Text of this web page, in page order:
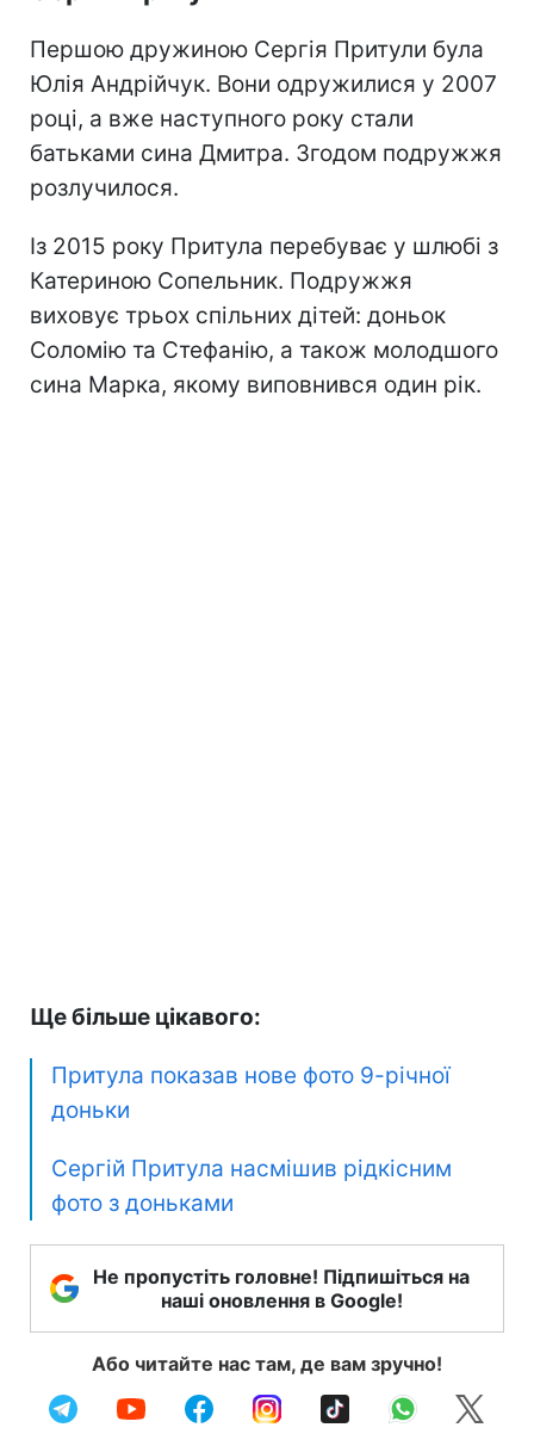
Першою дружиною Сергія Притули була
Юлія Андрійчук. Вони одружилися у 2007
році, а вже наступного року стали
батьками сина Дмитра. Згодом подружжя
розлучилося.
Із 2015 року Притула перебуває у шлюбі з
Катериною Сопельник. Подружжя
виховує трьох спільних дітей: доньок
Соломію та Стефанію, а також молодшого
сина Марка, якому виповнився один рік.
Ще більше цікавого:
Притула показав нове фото 9-річної
доньки
Сергій Притула насмішив рідкісним
фото з доньками
Не пропустіть головне! Підпишіться на
наші оновлення в Google!
Або читайте нас там, де вам зручно!